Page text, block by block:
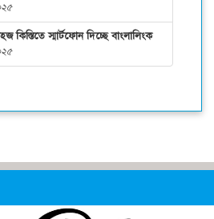
স্মার্টফোন দিচ্ছে বাংলালিংক